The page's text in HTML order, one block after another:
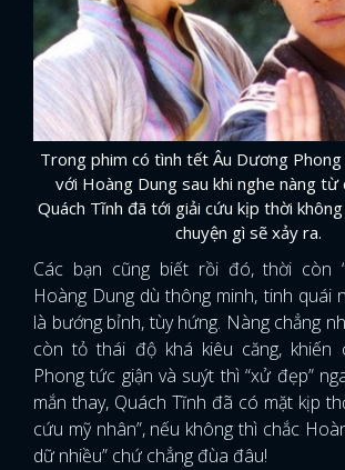
Trong phim có tình tết Âu Dương
với Hoàng Dung sau khi nghe nàng từ
Quách Tĩnh đã tới giải cứu kịp thời
chuyện gì sẽ xảy ra.
Các bạn cũng biết rồi đó, thời còn
Hoàng Dung dù thông minh, tinh quái
là bướng bỉnh, tùy hứng. Nàng chẳng
còn tỏ thái độ khá kiêu căng, khiến
Phong tức giận và suýt thì “xử đẹp”
mắn thay, Quách Tĩnh đã có mặt kịp
cứu mỹ nhân”, nếu không thì chắc
dữ nhiều” chứ chẳng đùa đâu!